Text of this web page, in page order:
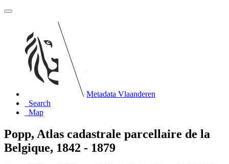
Metadata Vlaanderen
Search
Map
Popp, Atlas cadastrale parcellaire de la
Belgique, 1842 - 1879